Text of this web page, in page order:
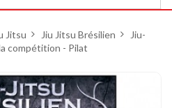
Jitsu > Jiu Jitsu Brésilien >
Jiu-
compétition - Pilat